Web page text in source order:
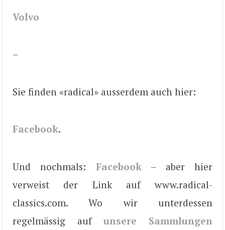
Volvo
–
Sie finden «radical» ausserdem auch hier:
Facebook.
Und nochmals: Facebook – aber hier
verweist der Link auf www.radical-
classics.com. Wo wir unterdessen
regelmässig aufunsere Sammlungen